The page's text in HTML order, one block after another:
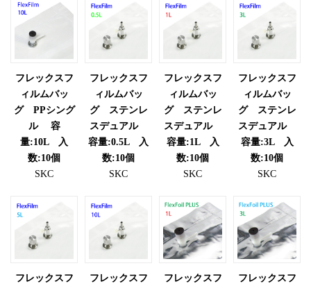
フレックスフ
ィルムバッ
グ PPシング
ル 容
量:10L 入
数:10個
SKC
フレックスフ
ィルムバッ
グ ステンレ
スデュアル
容量:0.5L 入
数:10個
SKC
フレックスフ
ィルムバッ
グ ステンレ
スデュアル
容量:1L 入
数:10個
SKC
フレックスフ
ィルムバッ
グ ステンレ
スデュアル
容量:3L 入
数:10個
SKC
フレックスフ
フレックスフ
フレックスフ
フレックスフ